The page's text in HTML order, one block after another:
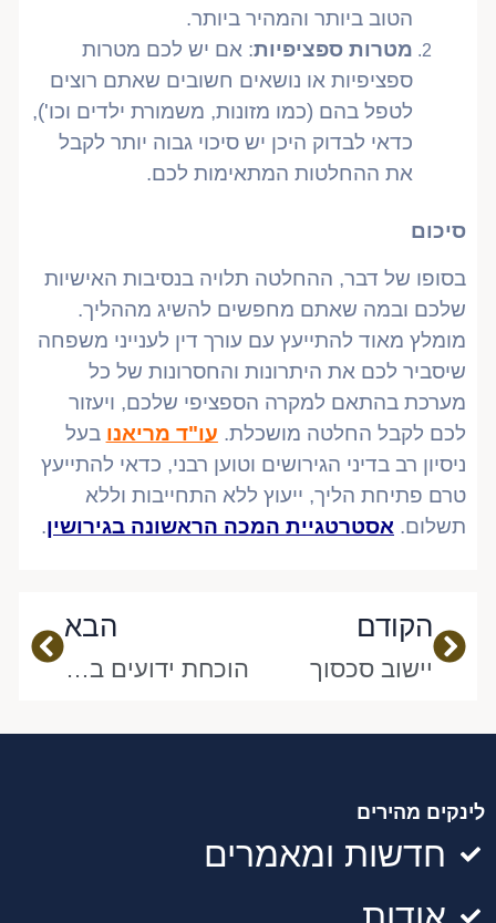
הטוב ביותר והמהיר ביותר.
מטרות ספציפיות: אם יש לכם מטרות
ספציפיות או נושאים חשובים שאתם רוצים
לטפל בהם (כמו מזונות, משמורת ילדים וכו'),
כדאי לבדוק היכן יש סיכוי גבוה יותר לקבל
את ההחלטות המתאימות לכם.
סיכום
בסופו של דבר, ההחלטה תלויה בנסיבות האישיות
שלכם ובמה שאתם מחפשים להשיג מההליך.
מומלץ מאוד להתייעץ עם עורך דין לענייני משפחה
שיסביר לכם את היתרונות והחסרונות של כל
מערכת בהתאם למקרה הספציפי שלכם, ויעזור
לכם לקבל החלטה מושכלת. עו"ד מריאנו בעל
ניסיון רב בדיני הגירושים וטוען רבני, כדאי להתייעץ
טרם פתיחת הליך, ייעוץ ללא התחייבות וללא
תשלום. אסטרטגיית המכה הראשונה בגירושין.
הקודם
יישוב סכסוך
הבא
הוכחת ידועים בציבור
הבא
לינקים מהירים
חדשות ומאמרים